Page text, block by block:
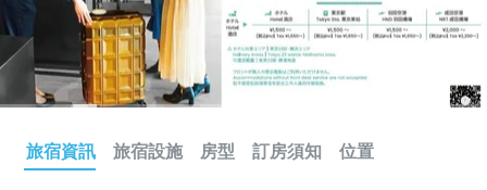
旅宿資訊 旅宿設施 房型 訂房須知 位置